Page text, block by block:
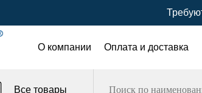
О компании Оплата и доставка
Все товары